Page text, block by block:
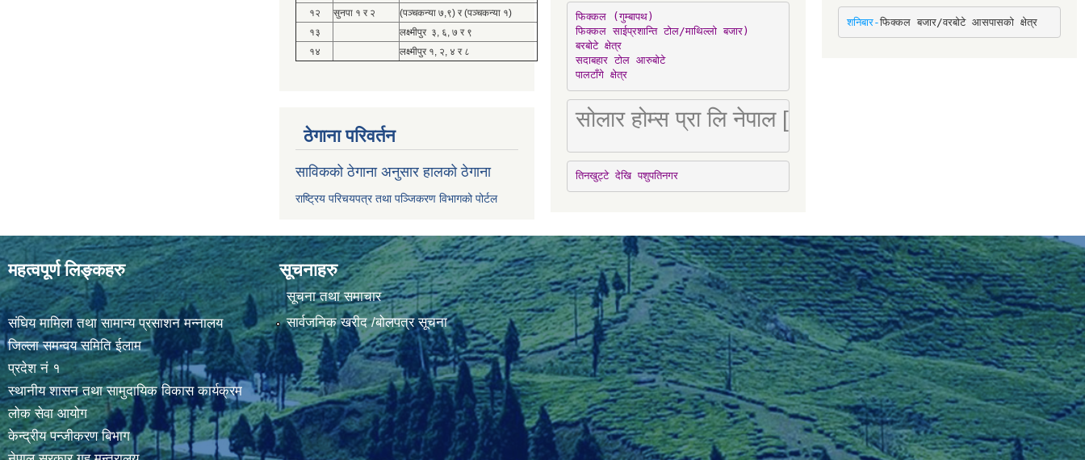
१२
सुनपा १ र २
(पञ्चकन्या ७,९) र (पञ्चकन्या १)
१३
लक्ष्मीपुर ३, ६, ७ र ९
१४
लक्ष्मीपुर १, २, ४ र ८
ठेगाना परिवर्तन
साविकको ठेगाना अनुसार हालको ठेगाना
राष्ट्रिय परिचयपत्र तथा पञ्जिकरण विभागको पोर्टल
फिक्कल (गुम्बापथ)
फिक्कल साईप्रशान्ति टोल/माथिल्लो बजार)
बरबोटे क्षेत्र
सदाबहार टोल आरुबोटे
पालटाँगे क्षेत्र
सोलार होम्स प्रा लि नेपाल [Mobile : 9851066274]
तिनखुट्टे देखि पशुपतिनगर
शनिबार-फिक्कल बजार/वरबोटे आसपासको क्षेत्र
महत्वपूर्ण लिङ्कहरु
संघिय मामिला तथा सामान्य प्रसाशन मन्नालय
जिल्ला समन्वय समिति ईलाम
प्रदेश नं १
स्थानीय शासन तथा सामुदायिक विकास कार्यक्रम
लोक सेवा आयोग
केन्द्रीय पन्जीकरण बिभाग
सूचनाहरु
सूचना तथा समाचार
सार्वजनिक खरीद /बोलपत्र सूचना